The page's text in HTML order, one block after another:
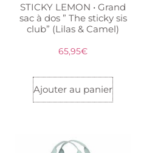
STICKY LEMON • Grand
sac à dos ” The sticky sis
club” (Lilas & Camel)
65,95€
Ajouter au panier